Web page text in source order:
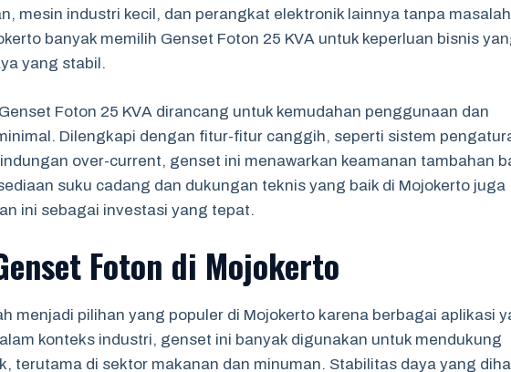
mesin industri kecil, dan perangkat elektronik lainnya tanpa
banyak memilih Genset Foton 25 KVA untuk keperluan bisnis
yang stabil.
Foton 25 KVA dirancang untuk kemudahan penggunaan dan
Dilengkapi dengan fitur-fitur canggih, seperti sistem
over-current, genset ini menawarkan keamanan tambahan
suku cadang dan dukungan teknis yang baik di Mojokerto juga
ini sebagai investasi yang tepat.
Foton di Mojokerto
menjadi pilihan yang populer di Mojokerto karena berbagai aplikasi
konteks industri, genset ini banyak digunakan untuk mendukung
terutama di sektor makanan dan minuman. Stabilitas daya yang